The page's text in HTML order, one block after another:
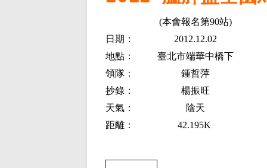
(本會報名第90站)
日期：
2012.12.02
地點：
臺北市端華中橋下
領隊：
鍾哲萍
抄錄：
楊振旺
天氣：
陰天
距離：
42.195K